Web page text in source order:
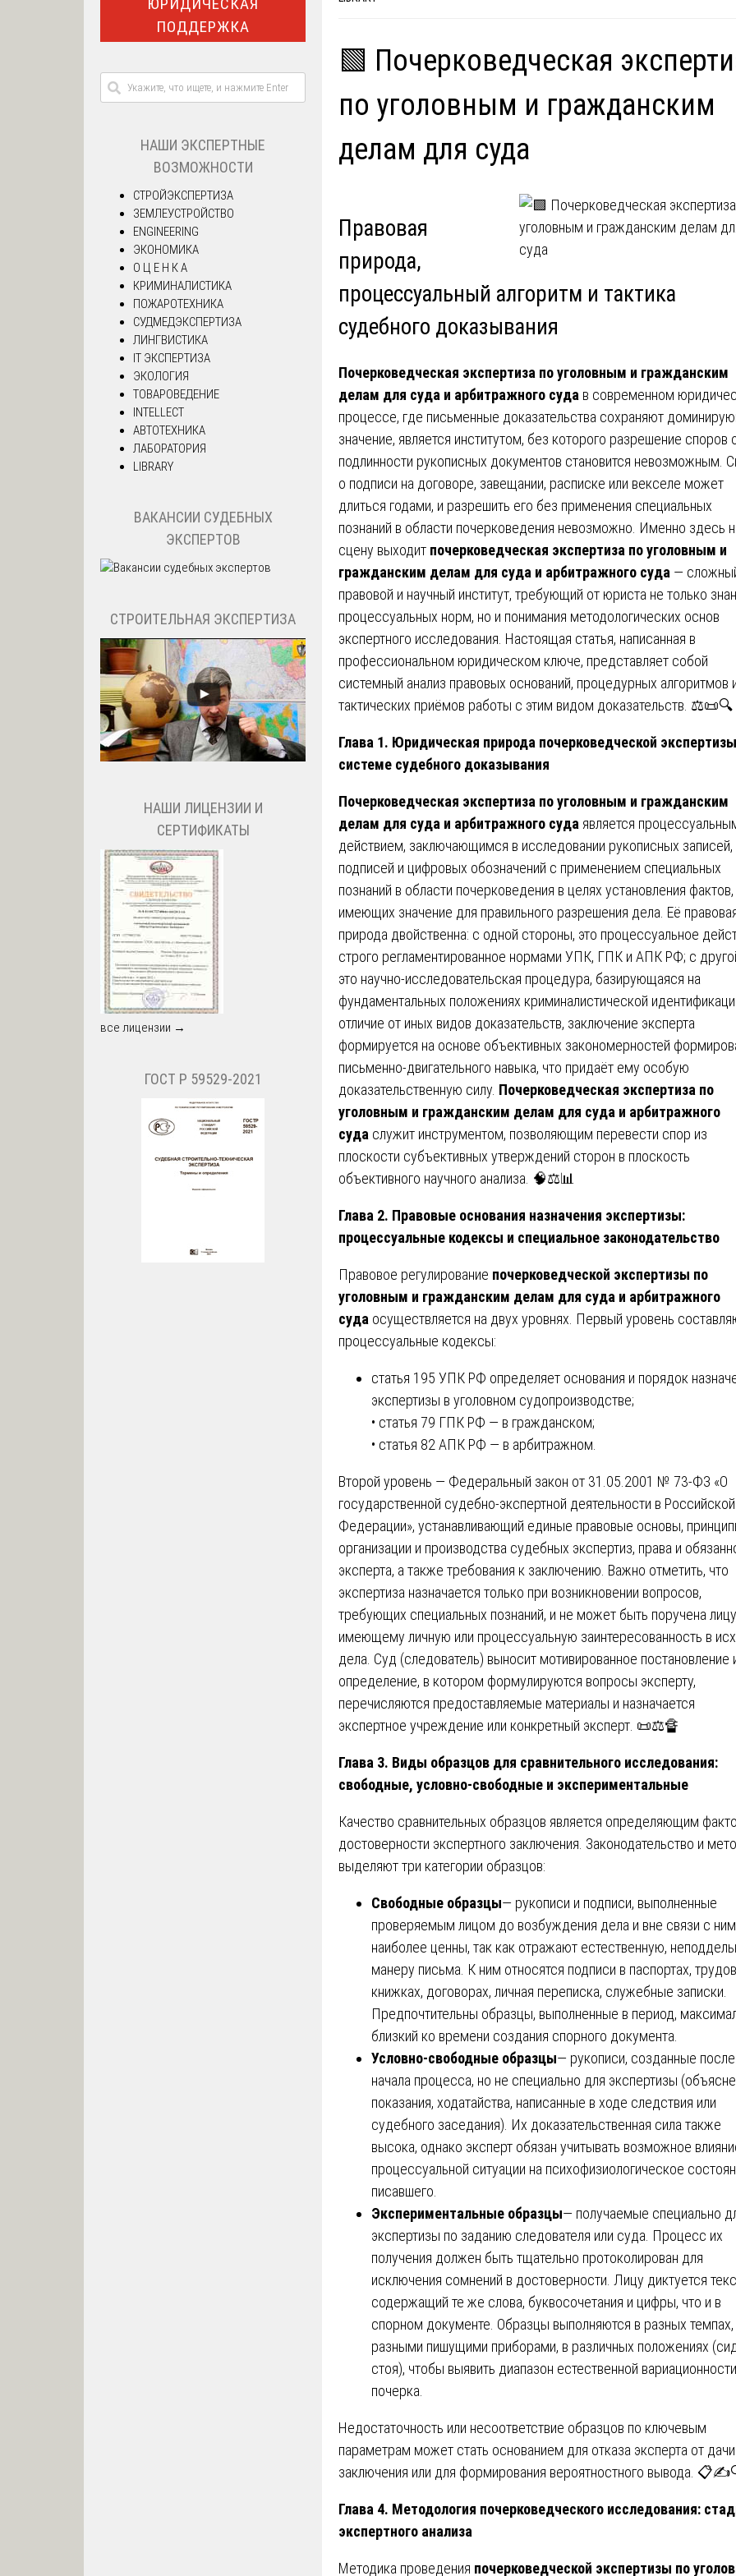
🟩 Почерковедческая
по уголовным и гражданским
делам для суда
Правовая
природа,
процессуальный алгоритм и тактика
судебного доказывания
Почерковедческая экспертиза по уголовным и гражданским
делам для суда и арбитражного суда в современном
процессе, где письменные доказательства сохраняют
значение, является институтом, без которого разрешение споров
подлинности рукописных документов становится невозможным.
о подписи на договоре, завещании, расписке или векселе может
длиться годами, и разрешить его без применения специальных
познаний в области почерковедения невозможно. Именно здесь
сцену выходит почерковедческая экспертиза по уголовным и
гражданским делам для суда и арбитражного суда —
правовой и научный институт, требующий от юриста не только
процессуальных норм, но и понимания методологических основ
экспертного исследования. Настоящая статья, написанная в
профессиональном юридическом ключе, представляет собой
системный анализ правовых оснований, процедурных алгоритмов
тактических приёмов работы с этим видом доказательств. ⚖️📜🔍
Глава 1. Юридическая природа почерковедческой
системе судебного доказывания
Почерковедческая экспертиза по уголовным и гражданским
делам для суда и арбитражного суда является
действием, заключающимся в исследовании рукописных записей,
подписей и цифровых обозначений с применением специальных
познаний в области почерковедения в целях установления фактов,
имеющих значение для правильного разрешения дела. Её
природа двойственна: с одной стороны, это процессуальное
строго регламентированное нормами УПК, ГПК и АПК РФ; с
это научно-исследовательская процедура, базирующаяся на
фундаментальных положениях криминалистической
отличие от иных видов доказательств, заключение эксперта
формируется на основе объективных закономерностей
письменно-двигательного навыка, что придаёт ему особую
доказательственную силу. Почерковедческая экспертиза по
уголовным и гражданским делам для суда и арбитражного
суда служит инструментом, позволяющим перевести спор из
плоскости субъективных утверждений сторон в плоскость
объективного научного анализа. 🧠⚖️📊
Глава 2. Правовые основания назначения экспертизы:
процессуальные кодексы и специальное законодательство
Правовое регулирование почерковедческой экспертизы по
уголовным и гражданским делам для суда и арбитражного
суда осуществляется на двух уровнях. Первый уровень
процессуальные кодексы:
статья 195 УПК РФ определяет основания и порядок
экспертизы в уголовном судопроизводстве;
• статья 79 ГПК РФ — в гражданском;
• статья 82 АПК РФ — в арбитражном.
Второй уровень — Федеральный закон от 31.05.2001 № 73-ФЗ «О
государственной судебно-экспертной деятельности в Российской
Федерации», устанавливающий единые правовые основы,
организации и производства судебных экспертиз, права и
эксперта, а также требования к заключению. Важно отметить, что
экспертиза назначается только при возникновении вопросов,
требующих специальных познаний, и не может быть поручена
имеющему личную или процессуальную заинтересованность в
дела. Суд (следователь) выносит мотивированное постановление
определение, в котором формулируются вопросы эксперту,
перечисляются предоставляемые материалы и назначается
экспертное учреждение или конкретный эксперт. 📜⚖️🔏
Глава 3. Виды образцов для сравнительного исследования:
свободные, условно-свободные и экспериментальные
Качество сравнительных образцов является определяющим
достоверности экспертного заключения. Законодательство и
выделяют три категории образцов:
Свободные образцы— рукописи и подписи, выполненные
проверяемым лицом до возбуждения дела и вне связи с
наиболее ценны, так как отражают естественную,
манеру письма. К ним относятся подписи в паспортах,
книжках, договорах, личная переписка, служебные записки.
Предпочтительны образцы, выполненные в период,
близкий ко времени создания спорного документа.
Условно-свободные образцы— рукописи, созданные после
начала процесса, но не специально для экспертизы
показания, ходатайства, написанные в ходе следствия или
судебного заседания). Их доказательственная сила также
высока, однако эксперт обязан учитывать возможное
процессуальной ситуации на психофизиологическое
писавшего.
Экспериментальные образцы— получаемые специально
экспертизы по заданию следователя или суда. Процесс их
получения должен быть тщательно протоколирован для
исключения сомнений в достоверности. Лицу диктуется
содержащий те же слова, буквосочетания и цифры, что и в
спорном документе. Образцы выполняются в разных темпах,
разными пишущими приборами, в различных положениях
стоя), чтобы выявить диапазон естественной вариационности
почерка.
Недостаточность или несоответствие образцов по ключевым
параметрам может стать основанием для отказа эксперта от дачи
заключения или для формирования вероятностного вывода.
Глава 4. Методология почерковедческого исследования:
экспертного анализа
Методика проведения почерковедческой экспертизы по
ПОДДЕРЖКА
НАШИ ЭКСПЕРТНЫЕ
ВОЗМОЖНОСТИ
СТРОЙЭКСПЕРТИЗА
ЗЕМЛЕУСТРОЙСТВО
ENGINEERING
ЭКОНОМИКА
О Ц Е Н К А
КРИМИНАЛИСТИКА
ПОЖАРОТЕХНИКА
СУДМЕДЭКСПЕРТИЗА
ЛИНГВИСТИКА
IT ЭКСПЕРТИЗА
ЭКОЛОГИЯ
ТОВАРОВЕДЕНИЕ
INTELLECT
АВТОТЕХНИКА
ЛАБОРАТОРИЯ
LIBRARY
ВАКАНСИИ СУДЕБНЫХ
ЭКСПЕРТОВ
СТРОИТЕЛЬНАЯ ЭКСПЕРТИЗА
НАШИ ЛИЦЕНЗИИ И
СЕРТИФИКАТЫ
все лицензии →
ГОСТ Р 59529-2021